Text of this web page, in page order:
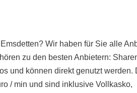
Wir haben für Sie alle
zu den besten Anbietern:
und können direkt genutzt werden.
/ min und sind inklusive Vollkasko,